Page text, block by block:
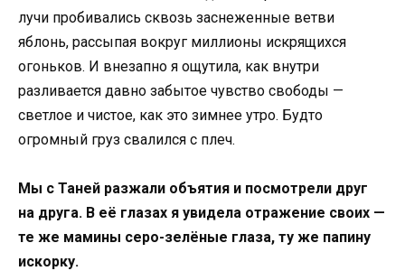
лучи пробивались сквозь заснеженные ветви
яблонь, рассыпая вокруг миллионы искрящихся
огоньков. И внезапно я ощутила, как внутри
разливается давно забытое чувство свободы —
светлое и чистое, как это зимнее утро. Будто
огромный груз свалился с плеч.
Мы с Таней разжали объятия и посмотрели друг
на друга. В её глазах я увидела отражение своих —
те же мамины серо-зелёные глаза, ту же папину
искорку.